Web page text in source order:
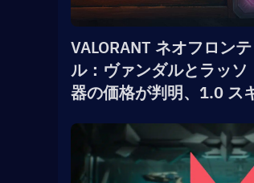
VALORANT ネオフロン
ル：ヴァンダルとラッ
器の価格が判明、1.0 ス